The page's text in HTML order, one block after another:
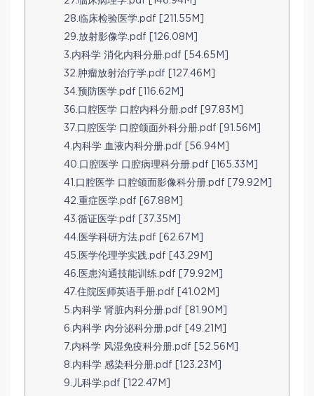
28.临床检验医学.pdf [211.55M]
29.放射影像学.pdf [126.08M]
3.内科学 消化内科分册.pdf [54.65M]
32.肿瘤放射治疗学.pdf [127.46M]
34.预防医学.pdf [116.62M]
36.口腔医学 口腔内科分册.pdf [97.83M]
37.口腔医学 口腔颌面外科分册.pdf [91.56M]
4.内科学 血液内科分册.pdf [56.94M]
40.口腔医学 口腔病理科分册.pdf [165.33M]
41.口腔医学 口腔颌面影像科分册.pdf [79.92M]
42.重症医学.pdf [67.88M]
43.循证医学.pdf [37.35M]
44.医学科研方法.pdf [62.67M]
45.医学伦理学实践.pdf [43.29M]
46.医患沟通技能训练.pdf [79.92M]
47.住院医师英语手册.pdf [41.02M]
5.内科学 肾脏内科分册.pdf [81.90M]
6.内科学 内分泌科分册.pdf [49.21M]
7.内科学 风湿免疫科分册.pdf [52.56M]
8.内科学 感染科分册.pdf [123.23M]
9.儿科学.pdf [122.47M]